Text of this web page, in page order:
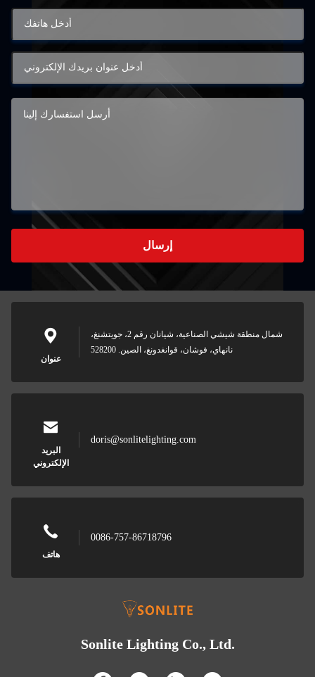
إرسال
عنوان
شمال منطقة شيشي الصناعية، شيانان رقم 2، جويتشنغ،
نانهاي، فوشان، قوانغدونغ، الصين. 528200
البريد
الإلكتروني
doris@sonlitelighting.com
هاتف
0086-757-86718796
Sonlite Lighting Co., Ltd.